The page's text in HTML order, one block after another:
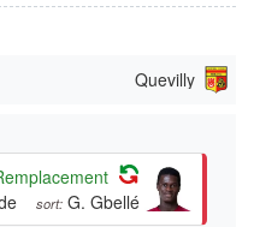
Quevilly
sort: G. Gbellé